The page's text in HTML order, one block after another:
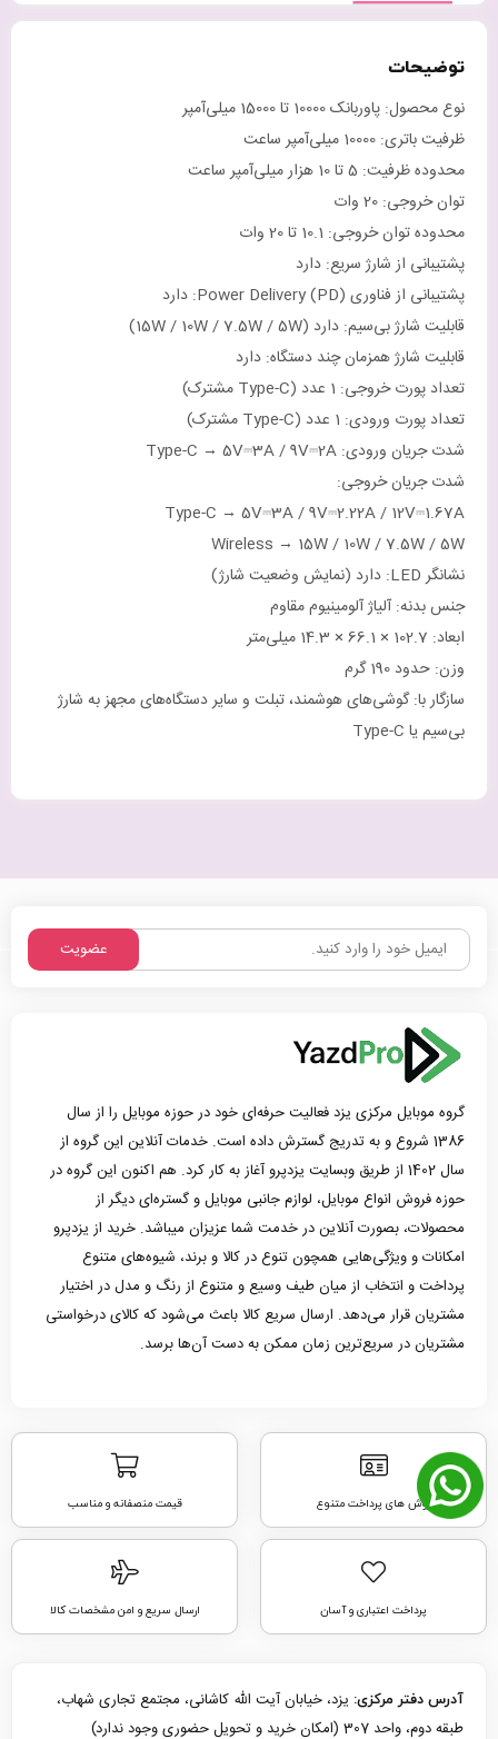
توضیحات
نوع محصول: پاوربانک 10000 تا 15000 میلی‌آمپر
ظرفیت باتری: 10000 میلی‌آمپر ساعت
محدوده ظرفیت: 5 تا 10 هزار میلی‌آمپر ساعت
توان خروجی: 20 وات
محدوده توان خروجی: 10.1 تا 20 وات
پشتیبانی از شارژ سریع: دارد
پشتیبانی از فناوری Power Delivery (PD): دارد
قابلیت شارژ بی‌سیم: دارد (15W / 10W / 7.5W / 5W)
قابلیت شارژ همزمان چند دستگاه: دارد
تعداد پورت خروجی: 1 عدد (Type-C مشترک)
تعداد پورت ورودی: 1 عدد (Type-C مشترک)
شدت جریان ورودی: Type-C → 5V⎓3A / 9V⎓2A
شدت جریان خروجی:
Type-C → 5V⎓3A / 9V⎓2.22A / 12V⎓1.67A
Wireless → 15W / 10W / 7.5W / 5W
نشانگر LED: دارد (نمایش وضعیت شارژ)
جنس بدنه: آلیاژ آلومینیوم مقاوم
ابعاد: 102.7 × 66.1 × 14.3 میلی‌متر
وزن: حدود 190 گرم
سازگار با: گوشی‌های هوشمند، تبلت و سایر دستگاه‌های مجهز به شارژ
بی‌سیم یا Type-C
عضویت
گروه موبایل مرکزی یزد فعالیت حرفه‌ای خود در حوزه موبایل را از سال
1386 شروع و به تدریج گسترش داده است. خدمات آنلاین این گروه از
سال 1402 از طریق وبسایت یزدپرو آغاز به کار کرد. هم اکنون این گروه در
حوزه فروش انواع موبایل، لوازم جانبی موبایل و گستره‌ای دیگر از
محصولات، بصورت آنلاین در خدمت شما عزیزان میباشد. خرید از یزدپرو
امکانات و ویژگی‌هایی همچون تنوع در کالا و برند، شیوه‌های متنوع
پرداخت و انتخاب از میان طیف وسیع و متنوع از رنگ و مدل در اختیار
مشتریان قرار می‌دهد. ارسال سریع کالا باعث می‌شود که کالای درخواستی
مشتریان در سریع‌ترین زمان ممکن به دست آن‌ها برسد.
روش های پرداخت متنوع قیمت منصفانه و مناسب
پرداخت اعتباری و آسان ارسال سریع و امن مشخصات کالا
آدرس دفتر مرکزی: یزد، خیابان آیت الله کاشانی، مجتمع تجاری شهاب،
طبقه دوم، واحد 307 (امکان خرید و تحویل حضوری وجود ندارد)